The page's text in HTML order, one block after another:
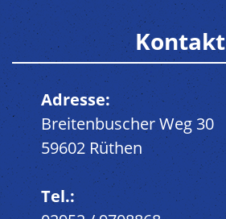
Kontakt
Adresse:
Breitenbuscher Weg 30
59602 Rüthen
Tel.: